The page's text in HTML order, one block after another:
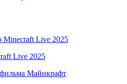
Minecraft Live 2025
Live 2025
Майнкрафт